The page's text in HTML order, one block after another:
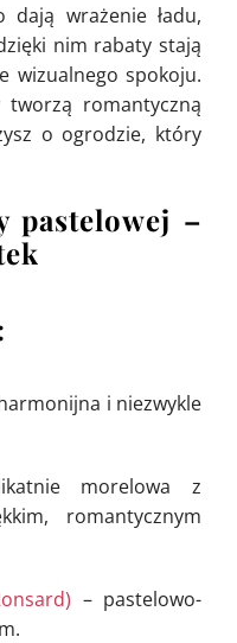
dają wrażenie ładu,
nim rabaty stają
wizualnego spokoju.
romantyczną
o ogrodzie, który
pastelowej –
i niezwykle
morelowa z
romantycznym
– pastelowo-